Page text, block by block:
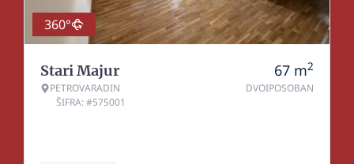
360°
Stari Majur
PETROVARADIN
ŠIFRA: #575001
67 m2
DVOIPOSOBAN